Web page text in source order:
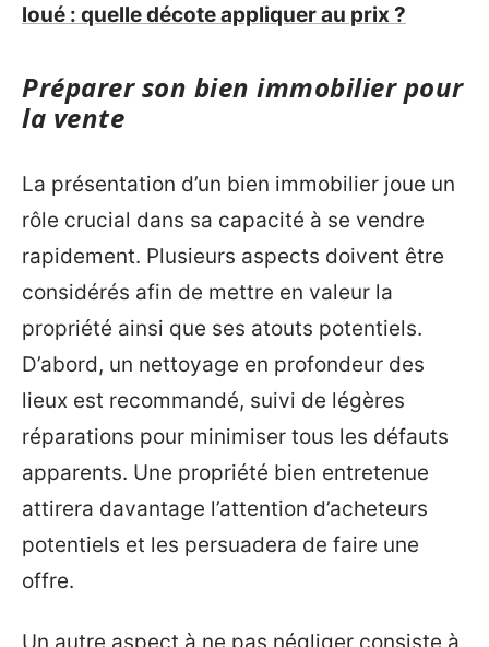
loué : quelle décote appliquer au prix ?
Préparer son bien immobilier pour
la vente
La présentation d’un bien immobilier joue un
rôle crucial dans sa capacité à se vendre
rapidement. Plusieurs aspects doivent être
considérés afin de mettre en valeur la
propriété ainsi que ses atouts potentiels.
D’abord, un nettoyage en profondeur des
lieux est recommandé, suivi de légères
réparations pour minimiser tous les défauts
apparents. Une propriété bien entretenue
attirera davantage l’attention d’acheteurs
potentiels et les persuadera de faire une
offre.
Un autre aspect à ne pas négliger consiste à